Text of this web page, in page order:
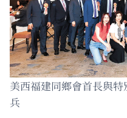
美西福建同鄉會首長與
兵